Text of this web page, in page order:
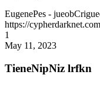
EugenePes -
https://
1
May 11, 2023
TieneNipNiz lrfkn